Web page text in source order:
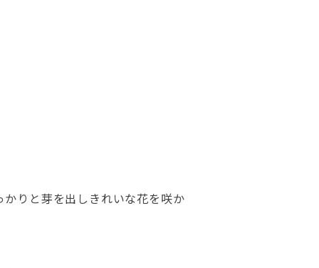
りと芽を出しきれいな花を咲か